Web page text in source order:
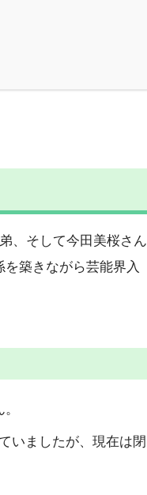
、そして今田美桜さん
築きながら芸能界入
いましたが、現在は閉